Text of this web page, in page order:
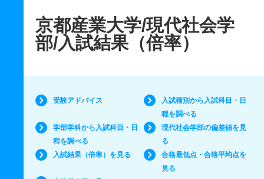
京都産業大学/現代社会学
部/入試結果（倍率）
受験アドバイス
入試種別から入試科目・日
程を調べる
学部学科から入試科目・日
程を調べる
現代社会学部の偏差値を見
る
入試結果（倍率）を見る
合格最低点・合格平均点を
見る